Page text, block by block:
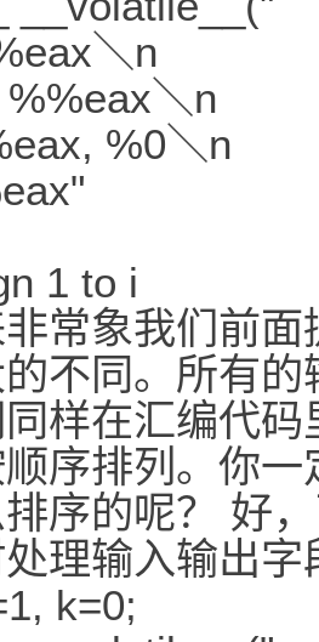
＼n
＼n
%0＼n
1 to i
常象我们前
不同。所有
样在汇编代
序排列。你
序的呢？ 好
理输入输出字
k=0;